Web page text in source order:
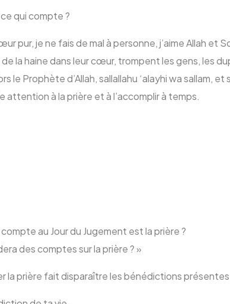
qui compte ?
pur, je ne fais de mal à personne, j’aime Allah et
la haine dans leur cœur, trompent les gens, les
le Prophète d’Allah, sallallahu ‘alayhi wa sallam,
attention à la prière et à l’accomplir à temps.
au Jour du Jugement est la prière ?
des comptes sur la prière ? »
la prière fait disparaître les bénédictions